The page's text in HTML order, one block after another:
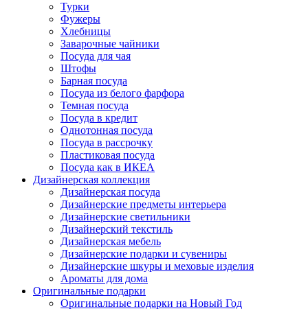
Турки
Фужеры
Хлебницы
Заварочные чайники
Посуда для чая
Штофы
Барная посуда
Посуда из белого фарфора
Темная посуда
Посуда в кредит
Однотонная посуда
Посуда в рассрочку
Пластиковая посуда
Посуда как в ИКЕА
Дизайнерская коллекция
Дизайнерская посуда
Дизайнерские предметы интерьера
Дизайнерские светильники
Дизайнерский текстиль
Дизайнерская мебель
Дизайнерские подарки и сувениры
Дизайнерские шкуры и меховые изделия
Ароматы для дома
Оригинальные подарки
Оригинальные подарки на Новый Год